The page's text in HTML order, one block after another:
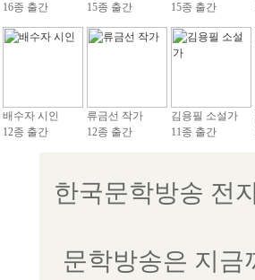
16종 출간
15종 출간
15종 출간
배수자 시인
12종 출간
류금선 작가
12종 출간
김용필 소설가
11종 출간
한국문학방송 전
문학방송은 지금